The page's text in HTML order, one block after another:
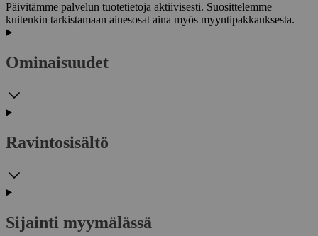
Päivitämme palvelun tuotetietoja aktiivisesti. Suosittelemme
kuitenkin tarkistamaan ainesosat aina myös myyntipakkauksesta.
Ominaisuudet
Ravintosisältö
Sijainti myymälässä